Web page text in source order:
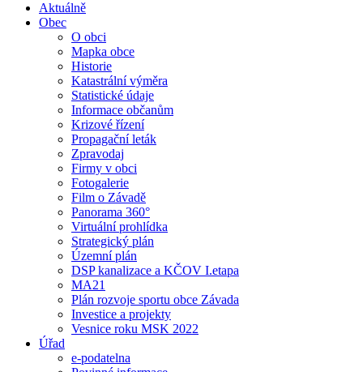
Aktuálně
Obec
O obci
Mapka obce
Historie
Katastrální výměra
Statistické údaje
Informace občanům
Krizové řízení
Propagační leták
Zpravodaj
Firmy v obci
Fotogalerie
Film o Závadě
Panorama 360°
Virtuální prohlídka
Strategický plán
Územní plán
DSP kanalizace a KČOV I.etapa
MA21
Plán rozvoje sportu obce Závada
Investice a projekty
Vesnice roku MSK 2022
Úřad
e-podatelna